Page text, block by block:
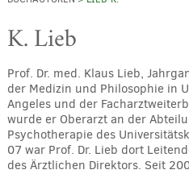
K. Lieb
Prof. Dr. med. Klaus Lieb,
der Medizin und Philosophie in
Angeles und der
wurde er Oberarzt an der
Psychotherapie des
07 war Prof. Dr. Lieb dort
des Ärztlichen Direktors. Seit